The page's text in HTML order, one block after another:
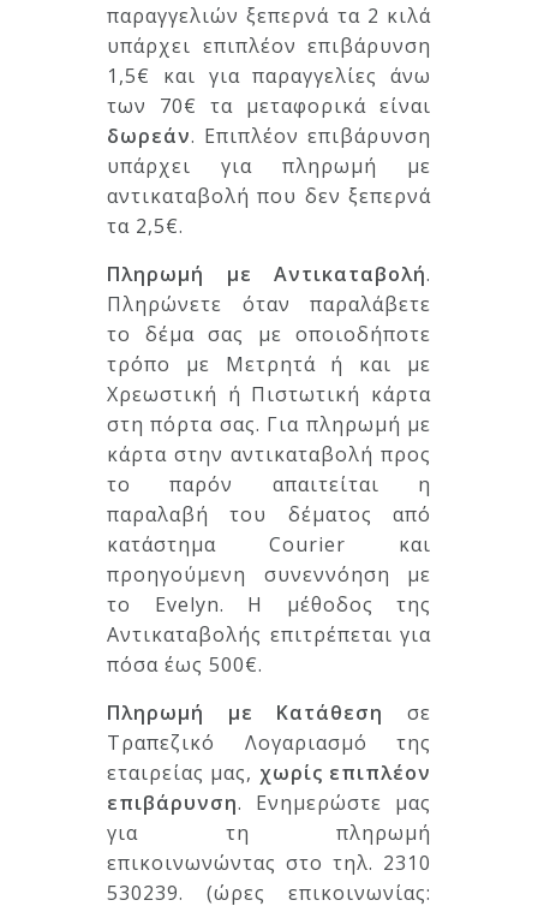
παραγγελιών ξεπερνά τα 2 κιλά
υπάρχει επιπλέον επιβάρυνση
1,5€ και για παραγγελίες άνω
των 70€ τα μεταφορικά είναι
δωρεάν. Επιπλέον επιβάρυνση
υπάρχει για πληρωμή με
αντικαταβολή που δεν ξεπερνά
τα 2,5€.
Πληρωμή με Αντικαταβολή.
Πληρώνετε όταν παραλάβετε
το δέμα σας με οποιοδήποτε
τρόπο με Μετρητά ή και με
Χρεωστική ή Πιστωτική κάρτα
στη πόρτα σας. Για πληρωμή με
κάρτα στην αντικαταβολή προς
το παρόν απαιτείται η
παραλαβή του δέματος από
κατάστημα Courier και
προηγούμενη συνεννόηση με
το Evelyn. Η μέθοδος της
Αντικαταβολής επιτρέπεται για
πόσα έως 500€.
Πληρωμή με Κατάθεση σε
Τραπεζικό Λογαριασμό της
εταιρείας μας, χωρίς επιπλέον
επιβάρυνση. Ενημερώστε μας
για τη πληρωμή
επικοινωνώντας στο τηλ. 2310
530239. (ώρες επικοινωνίας: